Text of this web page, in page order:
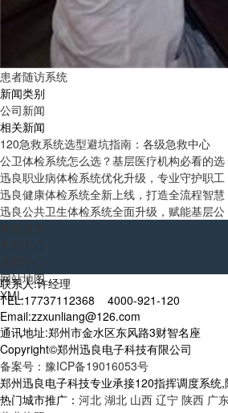
患者随访系统
新闻类别
公司新闻
相关新闻
120急救系统选型避坑指南：各级急救中心
公卫体检系统怎么选？基层医疗机构必看的选
迅良职业病体检系统优化升级，专业守护职工
迅良健康体检系统全新上线，打造全流程智慧
迅良公共卫生体检系统全面升级，赋能基层公
网站地图
XML
联系人:许经理
TEL:17737112368 4000-921-120
Email:zzxunliang@126.com
通讯地址:郑州市金水区东风路3财智名座
Copyright©郑州迅良电子科技有限公司
备案号：豫ICP备19016053号
郑州迅良电子科技专业承接120指挥调度系
热门城市推广： 河北 湖北 山西 辽宁 陕西 广